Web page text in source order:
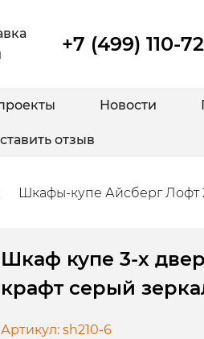
+7 (499) 110-
Новости
отзыв
Шкафы-купе Айсберг Лофт
Шкаф купе 3-х
крафт серый
Артикул: sh210-6